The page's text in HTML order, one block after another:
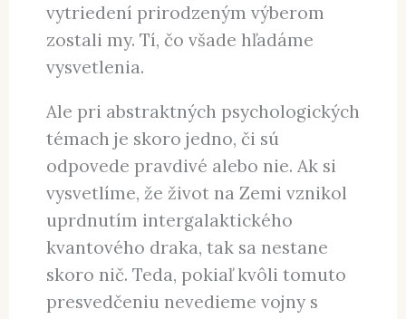
alebo nedbali na šuchot v kríkoch,
tak ich zožral tiger a nestihli to ani
oľutovať. Tí, čo rýchlo nenašli
vysvetlenie, neprežili. A tak sme tu
vytriedení prirodzeným výberom
zostali my. Tí, čo všade hľadáme
vysvetlenia.
Ale pri abstraktných psychologických
témach je skoro jedno, či sú
odpovede pravdivé alebo nie. Ak si
vysvetlíme, že život na Zemi vznikol